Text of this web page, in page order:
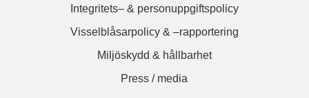
Integritets– & personuppgiftspolicy
Visselblåsarpolicy & –rapportering
Miljöskydd & hållbarhet
Press / media